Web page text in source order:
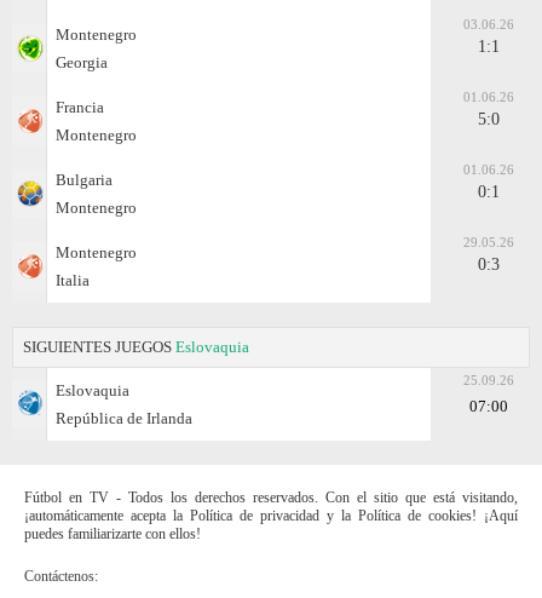
Montenegro
Georgia
03.06.26
1:1
Francia
Montenegro
01.06.26
5:0
Bulgaria
Montenegro
01.06.26
0:1
Montenegro
Italia
29.05.26
0:3
SIGUIENTES JUEGOS Eslovaquia
Eslovaquia
República de Irlanda
25.09.26
07:00
Fútbol en TV - Todos los derechos reservados. Con el sitio que está visitando,
¡automáticamente acepta la Política de privacidad y la Política de cookies! ¡Aquí
puedes familiarizarte con ellos!
Contáctenos: